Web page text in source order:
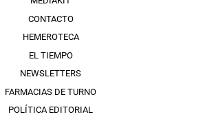
CONTACTO
HEMEROTECA
EL TIEMPO
NEWSLETTERS
FARMACIAS DE TURNO
POLÍTICA EDITORIAL